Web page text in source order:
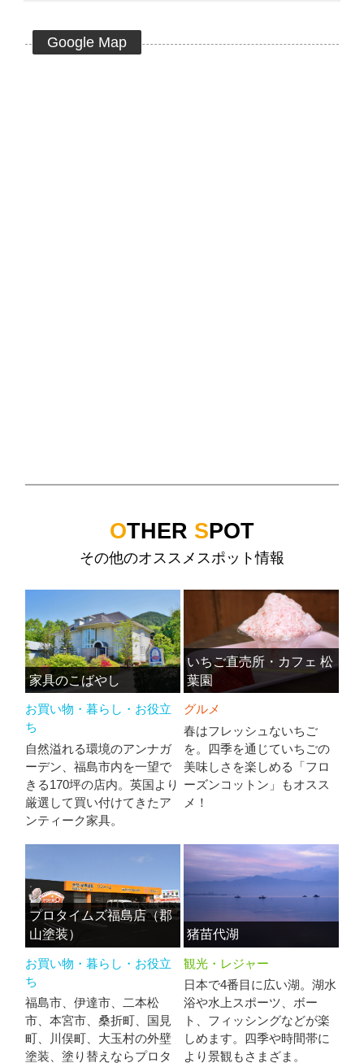
Google Map
OTHER SPOT
その他のオススメスポット情報
家具のこばやし
お買い物・暮らし・お役立
ち
自然溢れる環境のアンナガ
ーデン、福島市内を一望で
きる170坪の店内。英国より
厳選して買い付けてきたア
ンティーク家具。
いちご直売所・カフェ 松
葉園
グルメ
春はフレッシュないちご
を。四季を通じていちごの
美味しさを楽しめる「フロ
ーズンコットン」もオスス
メ！
プロタイムズ福島店（郡
山塗装）
お買い物・暮らし・お役立
ち
福島市、伊達市、二本松
市、本宮市、桑折町、国見
町、川俣町、大玉村の外壁
塗装、塗り替えならプロタ
猪苗代湖
観光・レジャー
日本で4番目に広い湖。湖水
浴や水上スポーツ、ボー
ト、フィッシングなどが楽
しめます。四季や時間帯に
より景観もさまざま。